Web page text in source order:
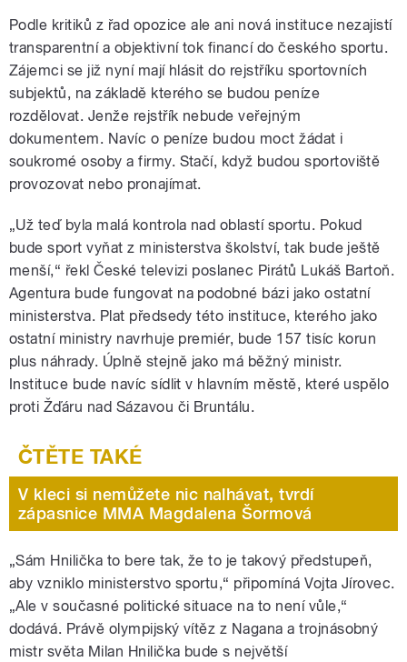
Podle kritiků z řad opozice ale ani nová instituce nezajistí
transparentní a objektivní tok financí do českého sportu.
Zájemci se již nyní mají hlásit do rejstříku sportovních
subjektů, na základě kterého se budou peníze
rozdělovat. Jenže rejstřík nebude veřejným
dokumentem. Navíc o peníze budou moct žádat i
soukromé osoby a firmy. Stačí, když budou sportoviště
provozovat nebo pronajímat.
„Už teď byla malá kontrola nad oblastí sportu. Pokud
bude sport vyňat z ministerstva školství, tak bude ještě
menší,“ řekl České televizi poslanec Pirátů Lukáš Bartoň.
Agentura bude fungovat na podobné bázi jako ostatní
ministerstva. Plat předsedy této instituce, kterého jako
ostatní ministry navrhuje premiér, bude 157 tisíc korun
plus náhrady. Úplně stejně jako má běžný ministr.
Instituce bude navíc sídlit v hlavním městě, které uspělo
proti Žďáru nad Sázavou či Bruntálu.
V kleci si nemůžete nic nalhávat, tvrdí
zápasnice MMA Magdalena Šormová
„Sám Hnilička to bere tak, že to je takový předstupeň,
aby vzniklo ministerstvo sportu,“ připomíná Vojta Jírovec.
„Ale v současné politické situace na to není vůle,“
dodává. Právě olympijský vítěz z Nagana a trojnásobný
mistr světa Milan Hnilička bude s největší